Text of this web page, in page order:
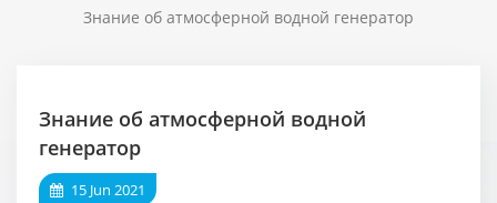
Знание об атмосферной водной генератор
Знание об атмосферной водной
генератор
15 Jun 2021